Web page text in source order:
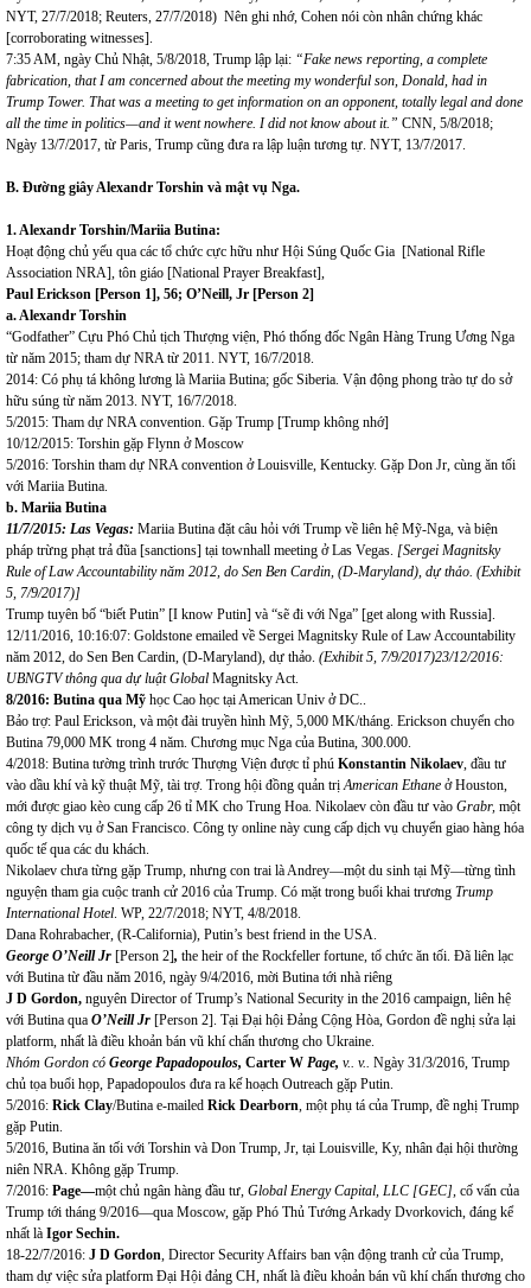
NYT, 27/7/2018; Reuters, 27/7/2018) Nên ghi nhớ, Cohen nói còn nhân chứng khác
[corroborating witnesses].
7:35 AM, ngày Chủ Nhật, 5/8/2018, Trump lập lại: “Fake news reporting, a complete
fabrication, that I am concerned about the meeting my wonderful son, Donald, had in
Trump Tower. That was a meeting to get information on an opponent, totally legal and done
all the time in politics—and it went nowhere. I did not know about it. ” CNN, 5/8/2018;
Ngày 13/7/2017, từ Paris, Trump cũng đưa ra lập luận tương tự. NYT, 13/7/2017.
B. Đường giây Alexandr Torshin và mật vụ Nga.
1. Alexandr Torshin/Mariia Butina:
Hoạt động chủ yếu qua các tổ chức cực hữu như Hội Súng Quốc Gia [National Rifle
Association NRA], tôn giáo [National Prayer Breakfast],
Paul Erickson [Person 1], 56; O’Neill, Jr [Person 2]
a. Alexandr Torshin
“Godfather” Cựu Phó Chủ tịch Thượng viện, Phó thống đốc Ngân Hàng Trung Ương Nga
từ năm 2015; tham dự NRA từ 2011. NYT, 16/7/2018.
2014: Có phụ tá không lương là Mariia Butina; gốc Siberia. Vận động phong trào tự do sở
hữu súng từ năm 2013. NYT, 16/7/2018.
5/2015: Tham dự NRA convention. Gặp Trump [Trump không nhớ]
10/12/2015: Torshin gặp Flynn ở Moscow
5/2016: Torshin tham dự NRA convention ở Louisville, Kentucky. Gặp Don Jr, cùng ăn tối
với Mariia Butina.
b. Mariia Butina
11/7/2015: Las Vegas: Mariia Butina đặt câu hỏi với Trump về liên hệ Mỹ-Nga, và biện
pháp trừng phạt trả đũa [sanctions] tại townhall meeting ở Las Vegas. [Sergei Magnitsky
Rule of Law Accountability năm 2012, do Sen Ben Cardin, (D-Maryland) , dự thảo. (Exhibit
5, 7/9/2017)]
Trump tuyên bố “biết Putin” [I know Putin] và “sẽ đi với Nga” [get along with Russia].
12/11/2016, 10:16:07: Goldstone emailed về Sergei Magnitsky Rule of Law Accountability
năm 2012, do Sen Ben Cardin, (D-Maryland), dự thảo. (Exhibit 5, 7/9/2017)23/12/2016:
UBNGTV thông qua dự luật Global Magnitsky Act.
8/2016: Butina qua Mỹ học Cao học tại American Univ ở DC..
Bảo trợ: Paul Erickson, và một đài truyền hình Mỹ, 5,000 MK/tháng. Erickson chuyển cho
Butina 79,000 MK trong 4 năm. Chương mục Nga của Butina, 300.000.
4/2018: Butina tường trình trước Thượng Viện được tỉ phú Konstantin Nikolaev , đầu tư
vào dầu khí và kỹ thuật Mỹ, tài trợ. Trong hội đồng quản trị American Ethane ở Houston,
mới được giao kèo cung cấp 26 tỉ MK cho Trung Hoa. Nikolaev còn đầu tư vào Grabr, một
công ty dịch vụ ở San Francisco. Công ty online này cung cấp dịch vụ chuyển giao hàng hóa
quốc tế qua các du khách.
Nikolaev chưa từng gặp Trump, nhưng con trai là Andrey—một du sinh tại Mỹ—từng tình
nguyện tham gia cuộc tranh cử 2016 của Trump. Có mặt trong buổi khai trương Trump
International Hotel . WP, 22/7/2018; NYT, 4/8/2018.
Dana Rohrabacher, (R-California), Putin’s best friend in the USA.
George O’Neill Jr [Person 2], the heir of the Rockfeller fortune, tổ chức ăn tối. Đã liên lạc
với Butina từ đầu năm 2016, ngày 9/4/2016, mời Butina tới nhà riêng
J D Gordon, nguyên Director of Trump’s National Security in the 2016 campaign, liên hệ
với Butina qua O’Neill Jr [Person 2]. Tại Đại hội Đảng Cộng Hòa, Gordon đề nghị sửa lại
platform, nhất là điều khoản bán vũ khí chấn thương cho Ukraine.
Nhóm Gordon có George Papadopoulos, Carter W Page, v.. v.. Ngày 31/3/2016, Trump
chủ tọa buổi họp, Papadopoulos đưa ra kế hoạch Outreach gặp Putin.
5/2016: Rick Clay/Butina e-mailed Rick Dearborn , một phụ tá của Trump, đề nghị Trump
gặp Putin.
5/2016, Butina ăn tối với Torshin và Don Trump, Jr, tại Louisville, Ky, nhân đại hội thường
niên NRA. Không gặp Trump.
7/2016: Page—một chủ ngân hàng đầu tư, Global Energy Capital, LLC [GEC], cố vấn của
Trump tới tháng 9/2016—qua Moscow, gặp Phó Thủ Tướng Arkady Dvorkovich, đáng kể
nhất là Igor Sechin.
18-22/7/2016: J D Gordon , Director Security Affairs ban vận động tranh cử của Trump,
tham dự việc sửa platform Đại Hội đảng CH, nhất là điều khoản bán vũ khí chấn thương cho